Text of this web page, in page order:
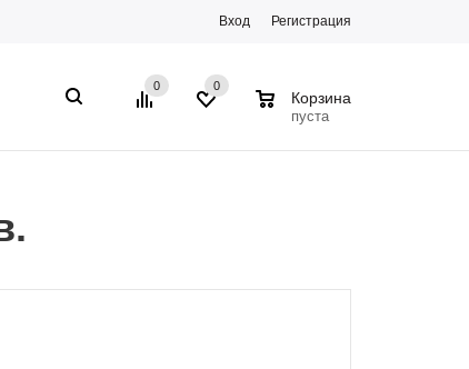
Вход Регистрация
0 0
Корзина
пуста